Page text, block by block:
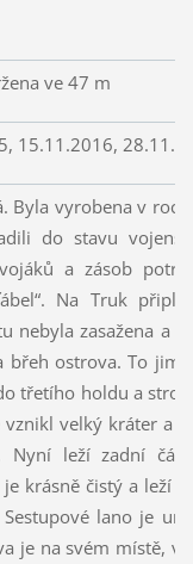
ve 47 m
15.11.2016,
Byla vyrobena v
do stavu
a zásob
Na Truk
nebyla zasažena a
břeh ostrova. To jim
třetího holdu a
velký kráter a
Nyní leží zadní
krásně čistý a leží
lano je
je na svém místě,